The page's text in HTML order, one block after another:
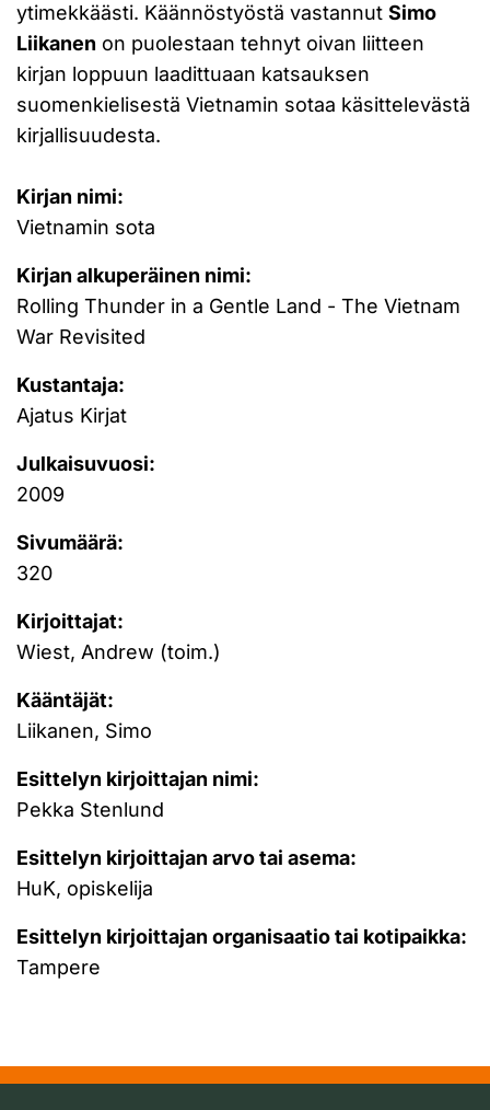
ytimekkäästi. Käännöstyöstä vastannut Simo
Liikanen on puolestaan tehnyt oivan liitteen
kirjan loppuun laadittuaan katsauksen
suomenkielisestä Vietnamin sotaa käsittelevästä
kirjallisuudesta.
Kirjan nimi:
Vietnamin sota
Kirjan alkuperäinen nimi:
Rolling Thunder in a Gentle Land - The Vietnam
War Revisited
Kustantaja:
Ajatus Kirjat
Julkaisuvuosi:
2009
Sivumäärä:
320
Kirjoittajat:
Wiest, Andrew (toim.)
Kääntäjät:
Liikanen, Simo
Esittelyn kirjoittajan nimi:
Pekka Stenlund
Esittelyn kirjoittajan arvo tai asema:
HuK, opiskelija
Esittelyn kirjoittajan organisaatio tai kotipaikka:
Tampere